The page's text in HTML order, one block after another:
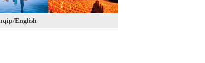
English